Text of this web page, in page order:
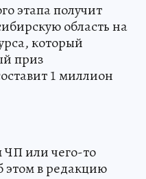
этапа получит
область на
который
приз
1 миллион
ЧП или чего-то
этом в редакцию